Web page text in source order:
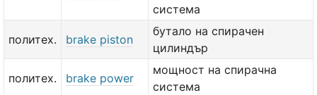
система
политех. brake piston
бутало на спирачен
цилиндър
политех. brake power
мощност на спирачна
система